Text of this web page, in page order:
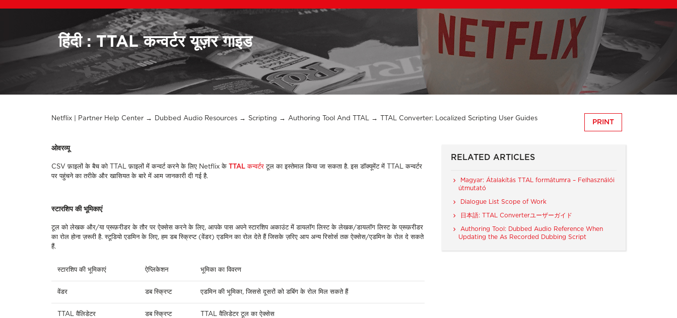
हिंदी : TTAL कन्वर्टर यूज़र गाइड
Netflix | Partner Help Center Dubbed Audio Resources Scripting Authoring Tool And TTAL TTAL Converter: Localized Scripting User Guides
PRINT
ओवरव्यू
CSVफ़ाइलों के बैच को TTALफ़ाइलों में कन्वर्ट करने के लिए Netflixके TTALकन्वर्टर टूल का इस्तेमाल किया जा सकता है.इस डॉक्यूमेंट में TTALकन्वर्टर
पर पहुंचने का तरीके और खासियत के बारे में आम जानकारी दी गई है.
स्टारशिप की भूमिकाएं
टूल को लेखक और/या प्रूफ़रीडर के तौर पर ऐक्सेस करने के लिए, आपके पास अपने स्टारशिप अकाउंट में डायलॉग लिस्ट के लेखक/डायलॉग लिस्ट के प्रूफ़रीडर
का रोल होना ज़रूरी है.स्टूडियो एडमिन के लिए,हम डब स्क्रिप्ट(वेंडर)एडमिन का रोल देते हैं जिसके ज़रिए आप अन्य रिसोर्स तक ऐक्सेस/एडमिन के रोल दे सकते
हैं.
स्टारशिप की भूमिकाएं ऐप्लिकेशन भूमिका का विवरण
वेंडर डब स्क्रिप्ट एडमिन की भूमिका,जिससे दूसरों को डबिंग के रोल मिल सकते हैं
TTALवैलिडेटर डब स्क्रिप्ट TTALवैलिडेटर टूल का ऐक्सेस
RELATED ARTICLES
Magyar: Átalakítás TTAL formátumra – Felhasználói
útmutató
Dialogue List Scope of Work
日本語: TTAL Converterユーザーガイド
Authoring Tool: Dubbed Audio Reference When
Updating the As Recorded Dubbing Script